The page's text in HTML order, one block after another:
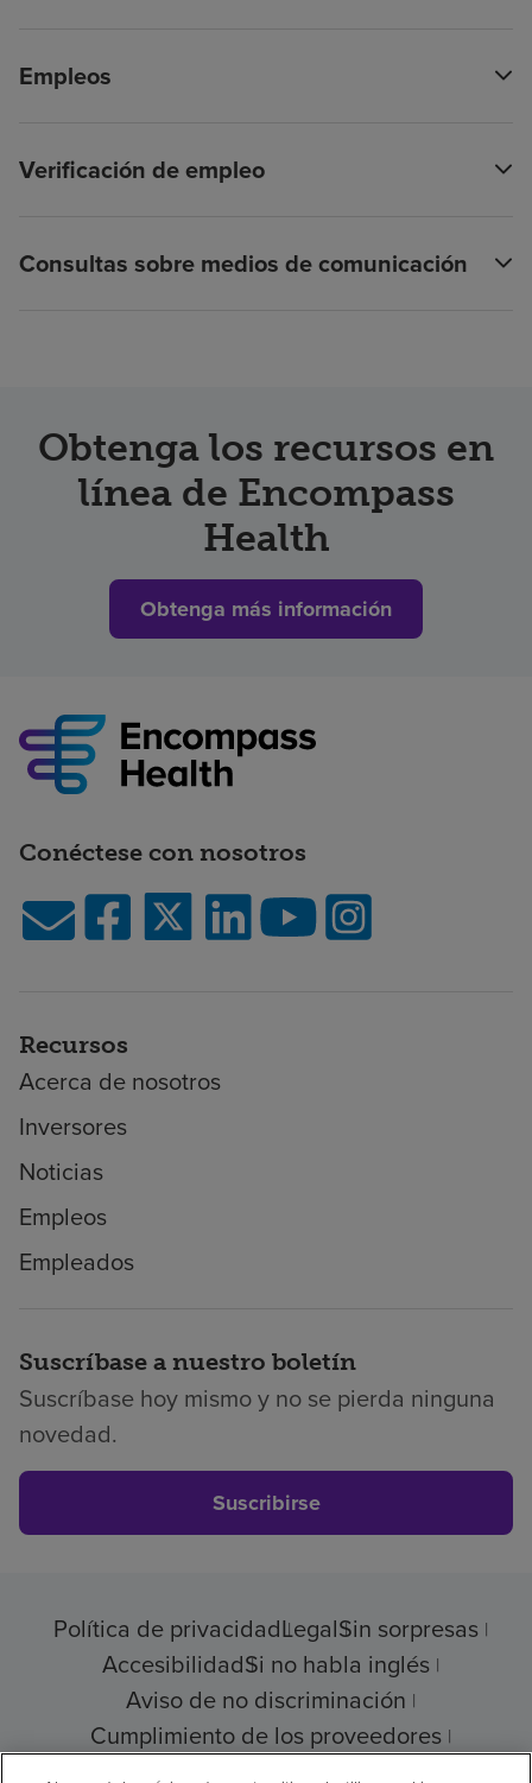
Empleos
Verificación de empleo
Consultas sobre medios de comunicación
Obtenga los recursos en
línea de Encompass
Health
Obtenga más información
Conéctese con nosotros
Recursos
Acerca de nosotros
Inversores
Noticias
Empleos
Empleados
Suscríbase a nuestro boletín
Suscríbase hoy mismo y no se pierda ninguna
novedad.
Suscribirse
Política de privacidadLegalSin sorpresas
AccesibilidadSi no habla inglés
Aviso de no discriminación
Cumplimiento de los proveedores